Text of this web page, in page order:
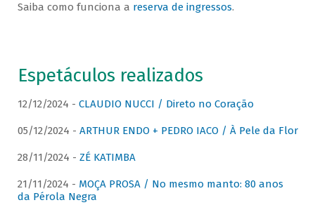
Saiba como funciona a reserva de ingressos.
Espetáculos realizados
12/12/2024 - CLAUDIO NUCCI / Direto no Coração
05/12/2024 - ARTHUR ENDO + PEDRO IACO / À Pele da Flor
28/11/2024 - ZÉ KATIMBA
21/11/2024 - MOÇA PROSA / No mesmo manto: 80 anos
da Pérola Negra